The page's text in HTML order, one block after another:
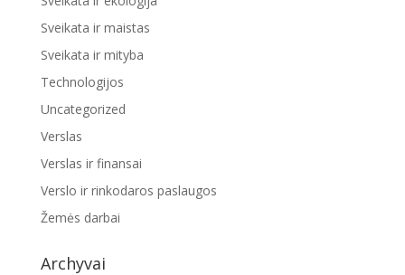
Sveikata ir maistas
Sveikata ir mityba
Technologijos
Uncategorized
Verslas
Verslas ir finansai
Verslo ir rinkodaros paslaugos
Žemės darbai
Archyvai